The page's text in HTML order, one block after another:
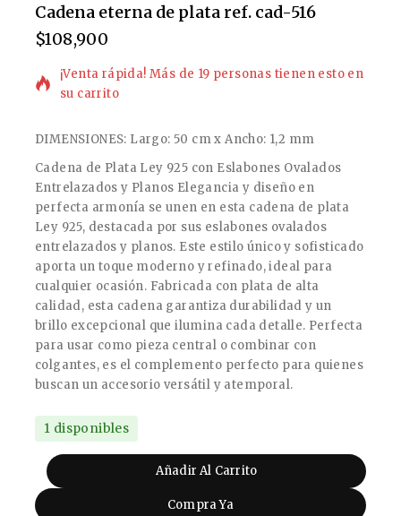
Cadena eterna de plata ref. cad-516
$108,900
4 productos vendidos en las últimas 8 horas
¡Venta rápida! Más de 19 personas tienen esto en
su carrito
DIMENSIONES: Largo: 50 cm x Ancho: 1,2 mm
Cadena de Plata Ley 925 con Eslabones Ovalados
Entrelazados y Planos Elegancia y diseño en
perfecta armonía se unen en esta cadena de plata
Ley 925, destacada por sus eslabones ovalados
entrelazados y planos. Este estilo único y sofisticado
aporta un toque moderno y refinado, ideal para
cualquier ocasión. Fabricada con plata de alta
calidad, esta cadena garantiza durabilidad y un
brillo excepcional que ilumina cada detalle. Perfecta
para usar como pieza central o combinar con
colgantes, es el complemento perfecto para quienes
buscan un accesorio versátil y atemporal.
1 disponibles
Añadir Al Carrito
Compra Ya